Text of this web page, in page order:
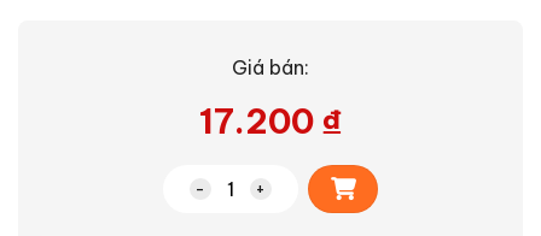
Giá bán:
17.200 ₫
Mặt góc vuông dùng cho 1 thiết bị Full
Alternative: